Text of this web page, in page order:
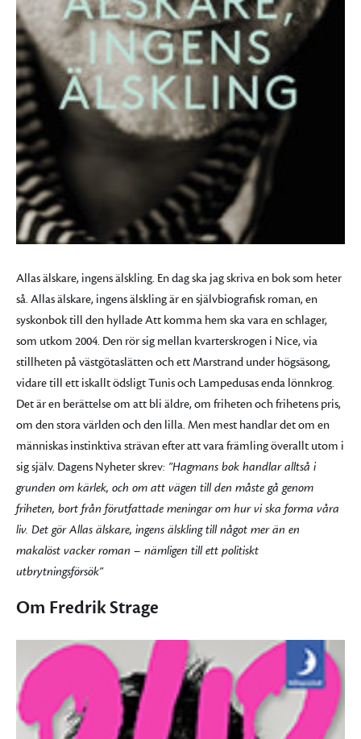
Allas älskare, ingens älskling. En dag ska jag skriva en bok som heter
så. Allas älskare, ingens älskling är en självbiografisk roman, en
syskonbok till den hyllade Att komma hem ska vara en schlager,
som utkom 2004. Den rör sig mellan kvarterskrogen i Nice, via
stillheten på västgötaslätten och ett Marstrand under högsäsong,
vidare till ett iskallt ödsligt Tunis och Lampedusas enda lönnkrog.
Det är en berättelse om att bli äldre, om friheten och frihetens pris,
om den stora världen och den lilla. Men mest handlar det om en
människas instinktiva strävan efter att vara främling överallt utom i
sig själv. Dagens Nyheter skrev: ”Hagmans bok handlar alltså i
grunden om kärlek, och om att vägen till den måste gå genom
friheten, bort från förutfattade meningar om hur vi ska forma våra
liv. Det gör Allas älskare, ingens älskling till något mer än en
makalöst vacker roman – nämligen till ett politiskt
utbrytningsförsök”
Om Fredrik Strage